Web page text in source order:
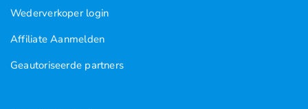
Wederverkoper login
Affiliate Aanmelden
Geautoriseerde partners